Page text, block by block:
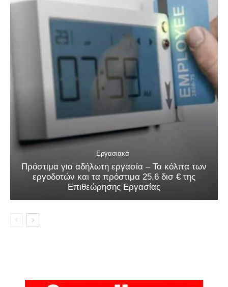
Εργασιακά
Πρόστιμα για αδήλωτη εργασία – Τα κόλπα των
εργοδοτών και τα πρόστιμα 25,6 δισ € της
Επιθεώρησης Εργασίας